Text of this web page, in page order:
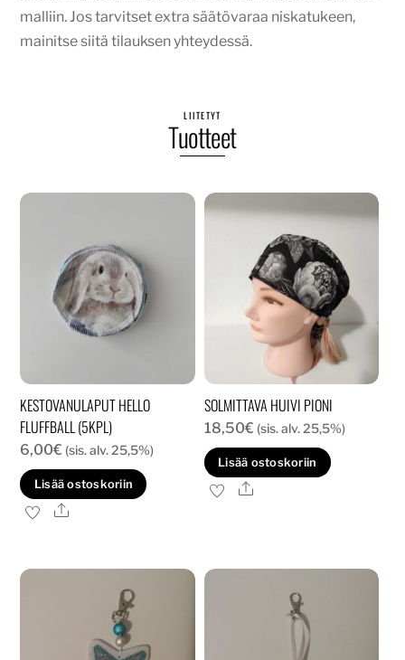
malliin. Jos tarvitset extra säätövaraa niskatukeen,
mainitse siitä tilauksen yhteydessä.
LIITETYT
Tuotteet
KESTOVANULAPUT HELLO
FLUFFBALL (5KPL)
6,00€ (sis. alv. 25,5%)
Lisää ostoskoriin
Ale
SOLMITTAVA HUIVI PIONI
18,50€ (sis. alv. 25,5%)
Lisää ostoskoriin
Ale